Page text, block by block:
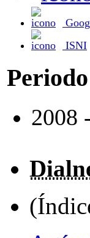
ISNI
2008